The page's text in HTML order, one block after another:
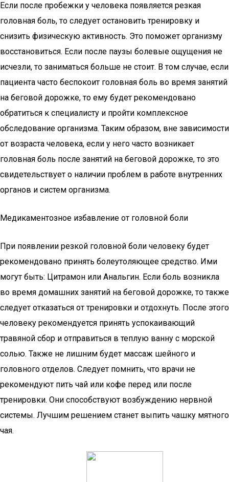
Если после пробежки у человека появляется резкая
головная боль, то следует остановить тренировку и
снизить физическую активность. Это поможет организму
восстановиться. Если после паузы болевые ощущения не
исчезли, то заниматься больше не стоит. В том случае, если
пациента часто беспокоит головная боль во время занятий
на беговой дорожке, то ему будет рекомендовано
обратиться к специалисту и пройти комплексное
обследование организма. Таким образом, вне зависимости
от возраста человека, если у него часто возникает
головная боль после занятий на беговой дорожке, то это
свидетельствует о наличии проблем в работе внутренних
органов и систем организма.
Медикаментозное избавление от головной боли
При появлении резкой головной боли человеку будет
рекомендовано принять болеутоляющее средство. Ими
могут быть: Цитрамон или Анальгин. Если боль возникла
во время домашних занятий на беговой дорожке, то также
следует отказаться от тренировки и отдохнуть. После этого
человеку рекомендуется принять успокаивающий
травяной сбор и отправиться в теплую ванну с морской
солью. Также не лишним будет массаж шейного и
головного отделов. Следует помнить, что врачи не
рекомендуют пить чай или кофе перед или после
тренировки. Они способствуют возбуждению нервной
системы. Лучшим решением станет выпить чашку мятного
чая.